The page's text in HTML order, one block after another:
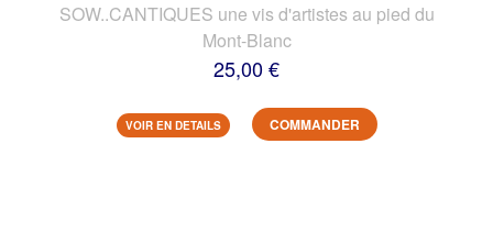
SOW..CANTIQUES une vis d'artistes au pied du
Mont-Blanc
25,00 €
VOIR EN DETAILS COMMANDER